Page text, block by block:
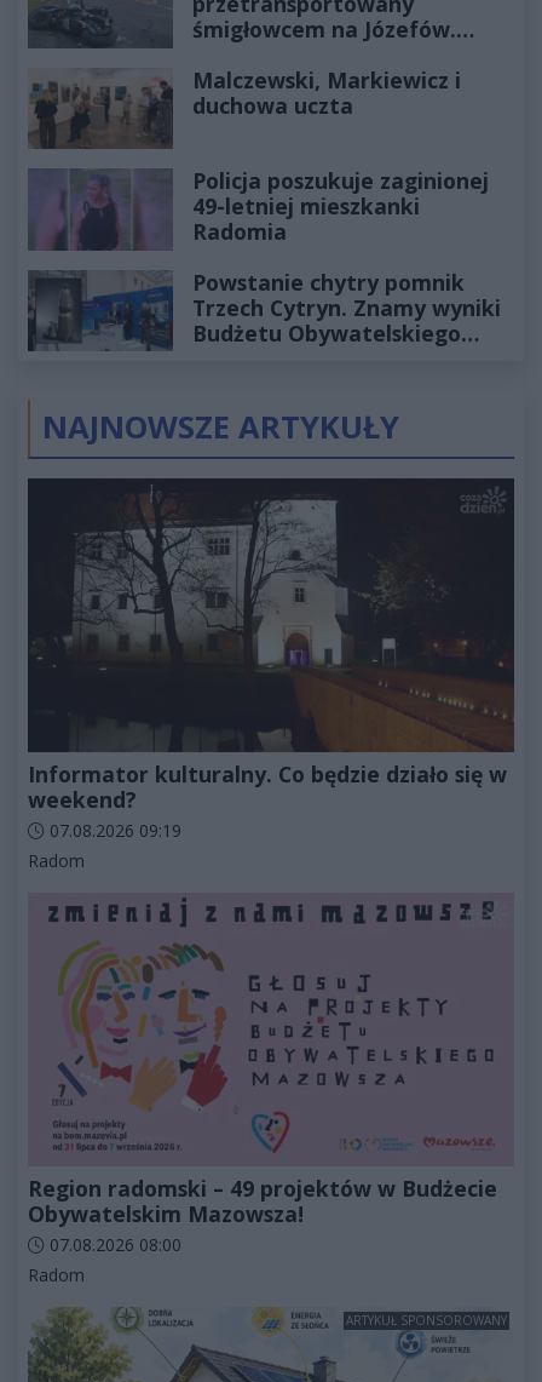
śmigłowcem na Józefów.
Malczewski, Markiewicz i
duchowa uczta
Policja poszukuje zaginionej
49-letniej mieszkanki
Radomia
Powstanie chytry pomnik
Trzech Cytryn. Znamy wyniki
Budżetu Obywatelskiego
NAJNOWSZE ARTYKUŁY
Informator kulturalny. Co będzie działo się w
weekend?
Data dodania artykułu:
07.08.2026 09:19
Kategorie artykułu:
Radom
Region radomski – 49 projektów w Budżecie
Obywatelskim Mazowsza!
Data dodania artykułu:
07.08.2026 08:00
Kategorie artykułu:
Radom
ARTYKUŁ SPONSOROWANY